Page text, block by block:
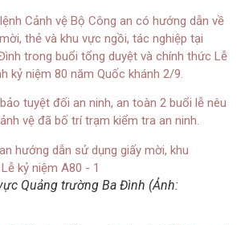
Cảnh vệ Bộ Công an có hướng dẫn về
thẻ và khu vực ngồi, tác nghiệp tại
trong buổi tổng duyệt và chính thức Lễ
kỷ niệm 80 năm Quốc khánh 2/9.
tuyệt đối an ninh, an toàn 2 buổi lễ nêu
vệ đã bố trí trạm kiểm tra an ninh.
Quảng trường Ba Đình (Ảnh: